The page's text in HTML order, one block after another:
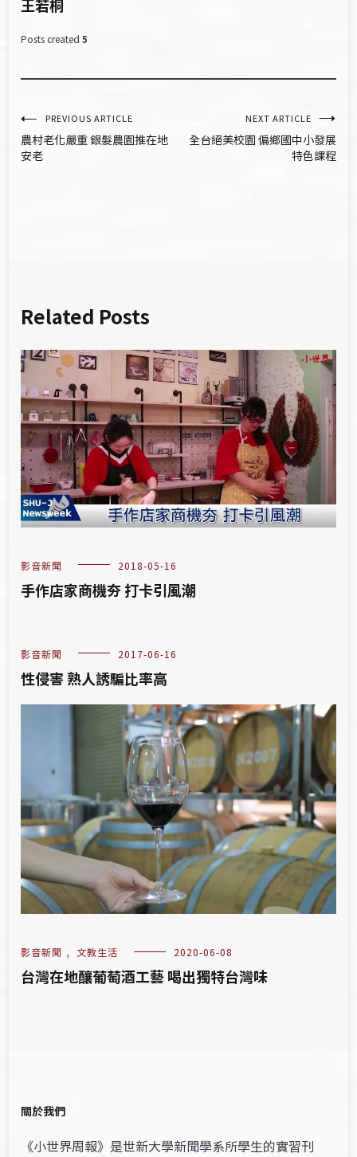
王若桐
Posts created 5
文
章
PREVIOUS ARTICLE
農村老化嚴重 銀髮農園推在地
安老
NEXT ARTICLE
全台絕美校園 偏鄉國中小發展
特色課程
Related Posts
影音新聞 2018-05-16
手作店家商機夯 打卡引風潮
影音新聞 2017-06-16
性侵害 熟人誘騙比率高
影音新聞 , 文教生活 2020-06-08
台灣在地釀葡萄酒工藝 喝出獨特台灣味
關於我們
《小世界周報》是世新大學新聞學系所學生的實習刊